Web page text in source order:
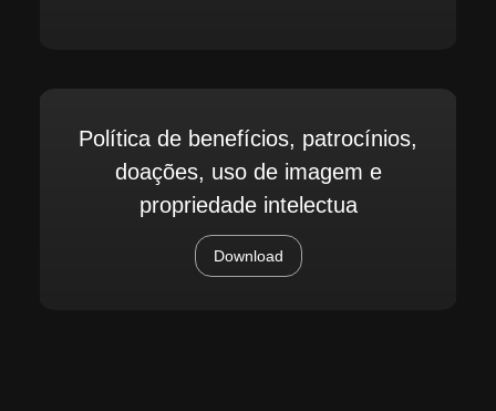
Política de benefícios, patrocínios,
doações, uso de imagem e
propriedade intelectua
Download